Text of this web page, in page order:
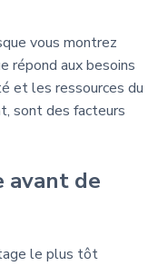
vous montrez
répond aux besoins
et les ressources du
sont des facteurs
avant de
le plus tôt